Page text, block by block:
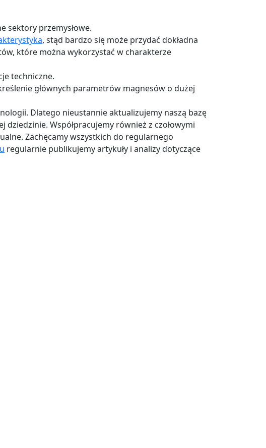
sektory przemysłowe.
, stąd bardzo się może przydać dokładna
które można wykorzystać w charakterze
techniczne.
głównych parametrów magnesów o dużej
Dlatego nieustannie aktualizujemy naszą bazę
Współpracujemy również z czołowymi
Zachęcamy wszystkich do regularnego
regularnie publikujemy artykuły i analizy dotyczące